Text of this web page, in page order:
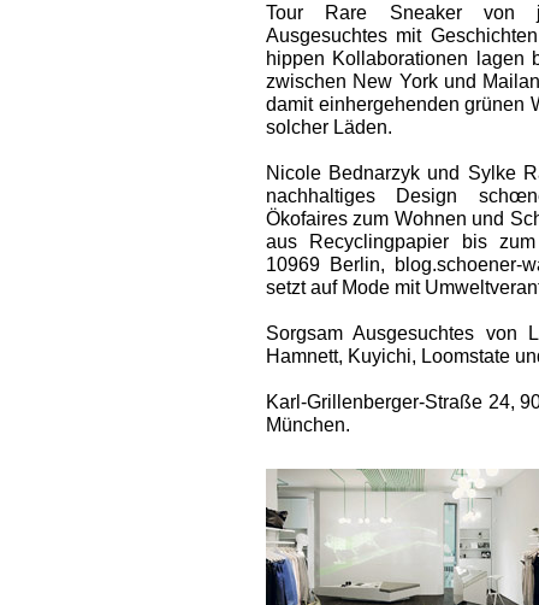
Tour Rare Sneaker von
Ausgesuchtes mit
hippen Kollaborationen lagen
zwischen New York und
damit einhergehenden grünen
solcher Läden.
Nicole ­Bednarzyk und Sylke
nachhaltiges Design
Ökofaires zum Wohnen und
aus Recyclingpapier bis
10969 Berlin, blog.schoener-
setzt auf Mode mit
Sorgsam Ausgesuchtes von
Hamnett, Kuyichi, Loomstate
Karl-Grillenberger-Straße 24,
München.